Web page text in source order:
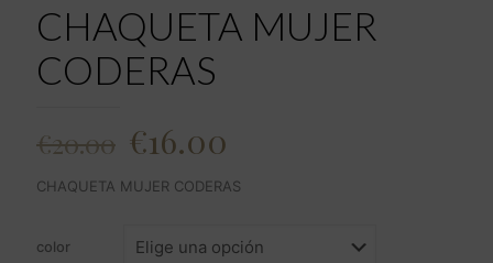
CHAQUETA MUJER
CODERAS
€20.00 El
precio
original
era:
€16.00
precio
actual
es:
CHAQUETA MUJER CODERAS
color